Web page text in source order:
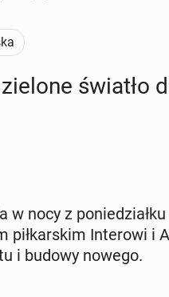
światło
w nocy z
pił­kar­skim In­te­ro­wi i
i budowy nowego.